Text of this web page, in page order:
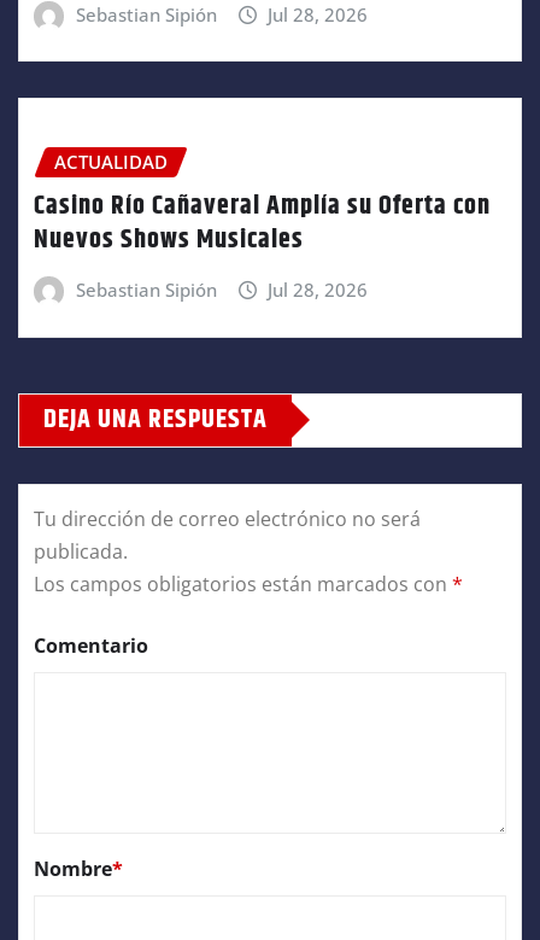
Sebastian Sipión Jul 28, 2026
ACTUALIDAD
Casino Río Cañaveral Amplía su Oferta con
Nuevos Shows Musicales
Sebastian Sipión Jul 28, 2026
DEJA UNA RESPUESTA
Tu dirección de correo electrónico no será
publicada.
Los campos obligatorios están marcados con *
Comentario
Nombre*